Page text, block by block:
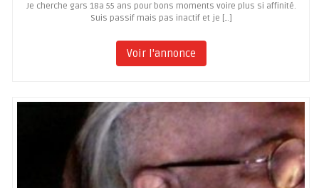
Je cherche gars 18a 55 ans pour bons moments voire plus si affinité.
Suis passif mais pas inactif et je […]
Voir l'annonce